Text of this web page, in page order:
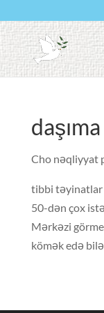
daşıma
Cho nəqliyyat
tibbi təyinatlar
50-dən çox
Mərkəzi
kömək edə